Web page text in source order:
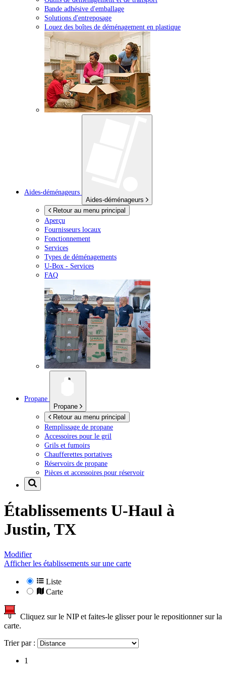
Bande adhésive d'emballage
Solutions d'entreposage
Louez des boîtes de déménagement en plastique
Aides-déménageurs
Aides-déménageurs
Retour au menu principal
Aperçu
Fournisseurs locaux
Fonctionnement
Services
Types de déménagements
U-Box - Services
FAQ
Propane
Propane
Retour au menu principal
Remplissage de propane
Accessoires pour le gril
Grils et fumoirs
Chaufferettes portatives
Réservoirs de propane
Pièces et accessoires pour réservoir
Établissements U-Haul à
Justin, TX
Modifier
Afficher les établissements sur une carte
Liste
Carte
Cliquez sur le NIP et faites-le glisser pour le repositionner sur la
carte.
Trier par :
1